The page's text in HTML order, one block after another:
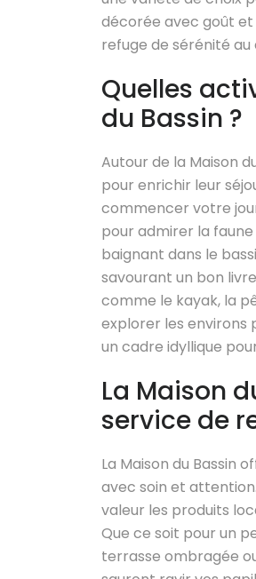
décorée avec goût
refuge de sérénité
Quelles
du Bassin ?
Autour de la Maison
pour enrichir leur
commencer votre
pour admirer la
baignant dans le
savourant un bon
comme le kayak, la
explorer les environs
un cadre idyllique
La Maison
service de
La Maison du Bassin
avec soin et
valeur les produits
Que ce soit pour un
terrasse ombragée